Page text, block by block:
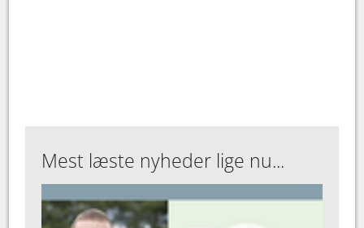
Mest læste nyheder lige nu...